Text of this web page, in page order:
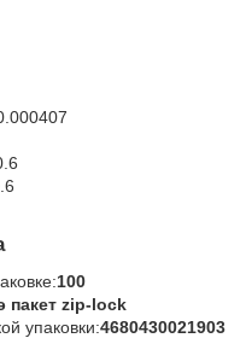
100
пакет zip-lock
упаковки:4680430021903